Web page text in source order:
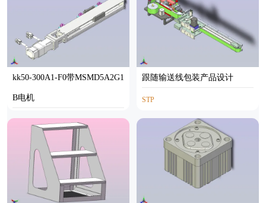
kk50-300A1-F0带MSMD5A2G1
B电机
INVENTOR,STP
跟随输送线包装产品设计
STP